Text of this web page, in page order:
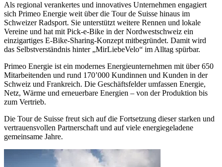
Als regional verankertes und innovatives Unternehmen engagiert
sich Primeo Energie weit über die Tour de Suisse hinaus im
Schweizer Radsport. Sie unterstützt weitere Rennen und lokale
Vereine und hat mit Pick-e-Bike in der Nordwestschweiz ein
einzigartiges E-Bike-Sharing-Konzept mitbegründet. Damit wird
das Selbstverständnis hinter „MirLiebeVelo“ im Alltag spürbar.
Primeo Energie ist ein modernes Energieunternehmen mit über 650
Mitarbeitenden und rund 170’000 Kundinnen und Kunden in der
Schweiz und Frankreich. Die Geschäftsfelder umfassen Energie,
Netz, Wärme und erneuerbare Energien – von der Produktion bis
zum Vertrieb.
Die Tour de Suisse freut sich auf die Fortsetzung dieser starken und
vertrauensvollen Partnerschaft und auf viele energiegeladene
gemeinsame Jahre.